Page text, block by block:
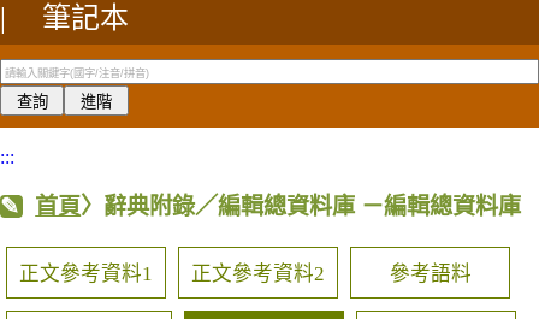
|
筆記本
:::
首頁〉辭典附錄／編輯總資料庫 －編輯總資料庫
正文參考資料1 正文參考資料2 參考語料